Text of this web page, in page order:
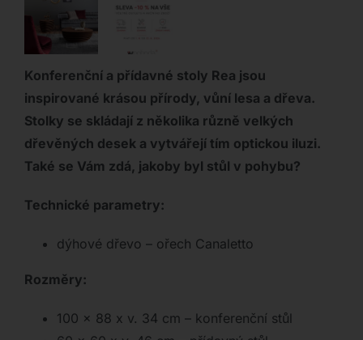
Konferenční a přídavné stoly Rea jsou
inspirované krásou přírody, vůní lesa a dřeva.
Stolky se skládají z několika různě velkých
dřevěných desek a vytvářejí tím optickou iluzi.
Také se Vám zdá, jakoby byl stůl v pohybu?
Technické parametry:
dýhové dřevo – ořech Canaletto
Rozměry:
100 x 88 x v. 34 cm – konferenční stůl